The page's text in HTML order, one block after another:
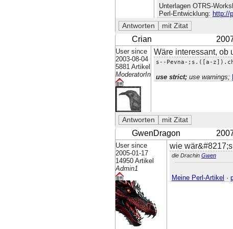
Unterlagen OTRS-
Perl-Entwicklung: http://
Crian
User since
2003-08-04
5881 Artikel
ModeratorIn
Wäre interessant, ob
s--Pevna-;s.([a-
use strict;use warnings;
GwenDragon
User since
2005-01-17
14950 Artikel
Admin1
wie
die Drachin Gwen
Meine Perl-Artikel ·